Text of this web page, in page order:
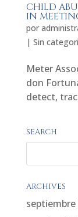
CHILD
IN
por
| Sin
Meter
don
detect,
SEARCH
ARCHIVES
septiembre